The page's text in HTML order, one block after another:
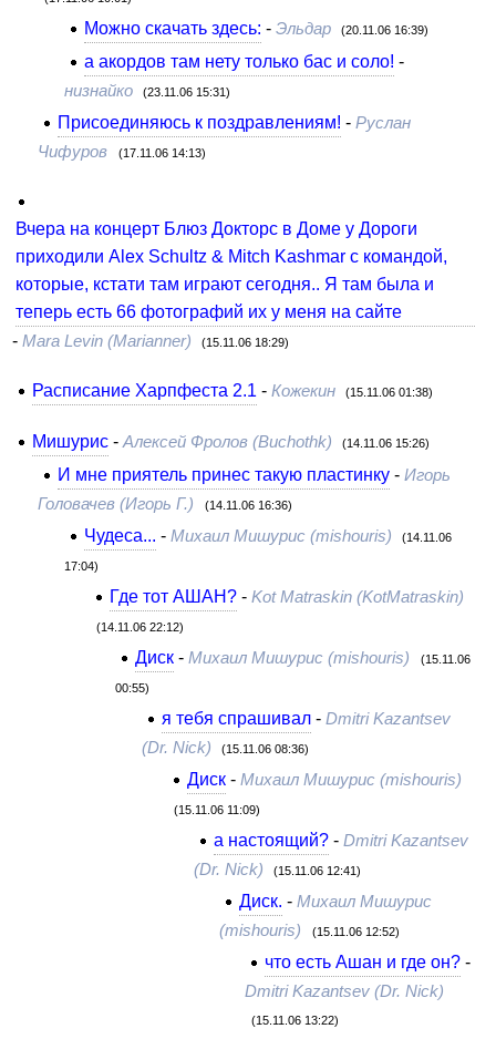
Можно скачать здесь: - Эльдар (20.11.06 16:39)
а акордов там нету только бас и соло! -
низнайко (23.11.06 15:31)
Присоединяюсь к поздравлениям! -Руслан
Чифуров
(17.11.06 14:13)
Вчера на концерт Блюз Докторс в Доме у Дороги
приходили Alex Schultz & Mitch Kashmar с командой,
которые, кстати там играют сегодня.. Я там была и
теперь есть 66 фотографий их у меня на сайте
- Mara Levin (Marianner) (15.11.06 18:29)
Расписание Харпфеста 2.1 - Кожекин (15.11.06 01:38)
Мишурис- Алексей Фролов (Buchothk) (14.11.06 15:26)
И мне приятель принес такую пластинку -Игорь
Головачев (Игорь Г.)
(14.11.06 16:36)
Чудеса... - Михаил Мишурис (mishouris) (14.11.06
17:04)
Где тот АШАН?- Kot Matraskin (KotMatraskin)
(14.11.06 22:12)
Диск -Михаил Мишурис (mishouris) (15.11.06
00:55)
я тебя спрашивал- Dmitri Kazantsev
(Dr. Nick)
(15.11.06 08:36)
Диск -Михаил Мишурис (mishouris)
(15.11.06 11:09)
а настоящий?- Dmitri Kazantsev
(Dr. Nick)
(15.11.06 12:41)
Диск. - Михаил Мишурис
(mishouris)
(15.11.06 12:52)
что есть Ашан и где он? -
Dmitri Kazantsev (Dr. Nick)
(15.11.06 13:22)